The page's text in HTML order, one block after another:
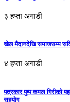
३ हप्ता अगाडी
खेल मैदानदेखि समाजसम्म
४ हप्ता अगाडी
पत्रकार पुष्प कमल गिरीको
सहयोग